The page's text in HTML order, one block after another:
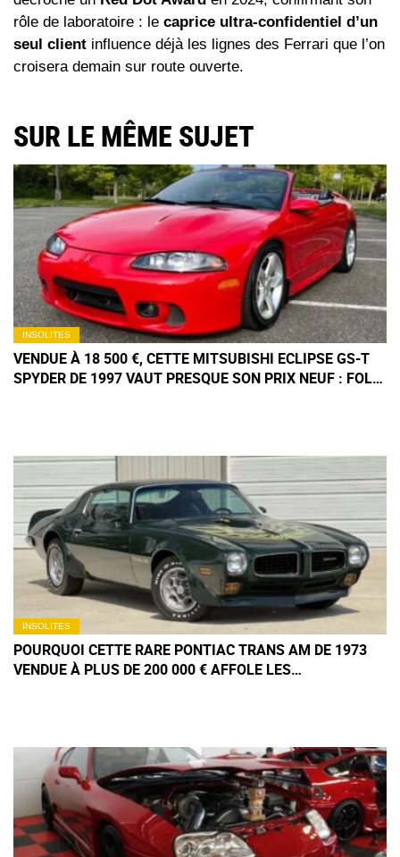
rôle de laboratoire : le caprice ultra‑confidentiel d’un
seul client influence déjà les lignes des Ferrari que l’on
croisera demain sur route ouverte.
SUR LE MÊME SUJET
INSOLITES
VENDUE À 18 500 €, CETTE MITSUBISHI ECLIPSE GS-T
SPYDER DE 1997 VAUT PRESQUE SON PRIX NEUF : FOLIE
INSOLITES
POURQUOI CETTE RARE PONTIAC TRANS AM DE 1973
VENDUE À PLUS DE 200 000 € AFFOLE LES